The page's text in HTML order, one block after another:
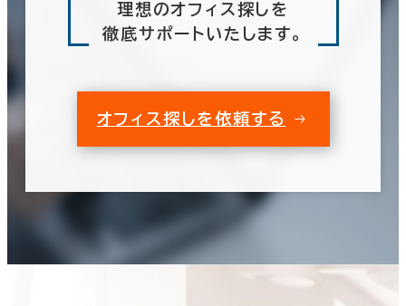
理想のオフィス探しを
徹底サポートいたします。
オフィス探しを依頼する